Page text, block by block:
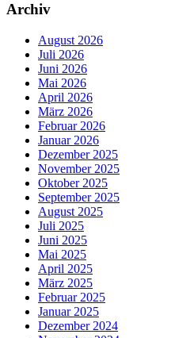
Archiv
August 2026
Juli 2026
Juni 2026
Mai 2026
April 2026
März 2026
Februar 2026
Januar 2026
Dezember 2025
November 2025
Oktober 2025
September 2025
August 2025
Juli 2025
Juni 2025
Mai 2025
April 2025
März 2025
Februar 2025
Januar 2025
Dezember 2024